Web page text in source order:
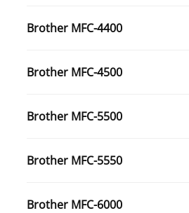
Brother MFC-4400
Brother MFC-4500
Brother MFC-5500
Brother MFC-5550
Brother MFC-6000